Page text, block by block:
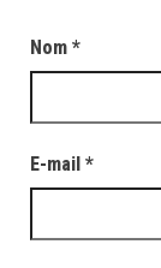
Nom *
E-mail *